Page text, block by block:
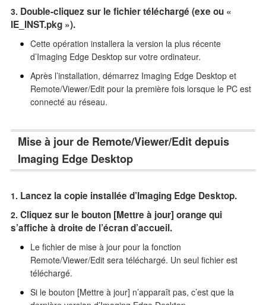
Taille du fichier: 82.5 Mo(Windows), 6.8 Mo(Mac)
28/3/2024
La version Imaging Edge Desktop (Remote/Viewer/Edit) 3.7.01
est lancée.
Résolution de certains problèmes.
Cette mise à jour est nécessaire pour le maintien de la
conformité du produit.
14/12/2023
La version Imaging Edge Desktop (Remote/Viewer/Edit) 3.7.00
est lancée.
Ajout de l'assistance pour ILCE-9M3.
(ILCE-9M3).
Ajout de l'assistance au changement de tailles de l'image
AF notamment XL, XS et Custom (ILCE-9M3).
de capture pour un équilibre des blancs personnalisé
(ILCE-9M3).
Ajout de l'assistance au réglage de l'apparence créative.
Correction d'un bug.
Double-cliquez sur le fichier téléchargé (exe ou «
IE_INST.pkg »).
Cette opération installera la version la plus récente
d’Imaging Edge Desktop sur votre ordinateur.
Après l’installation, démarrez Imaging Edge Desktop et
Remote/Viewer/Edit pour la première fois lorsque le PC est
connecté au réseau.
Mise à jour de Remote/Viewer/Edit depuis
Imaging Edge Desktop
Lancez la copie installée d’Imaging Edge Desktop.
Cliquez sur le bouton [Mettre à jour] orange qui
s’affiche à droite de l’écran d’accueil.
Le fichier de mise à jour pour la fonction
Remote/Viewer/Edit sera téléchargé. Un seul fichier est
téléchargé.
Si le bouton [Mettre à jour] n’apparaît pas, c’est que la